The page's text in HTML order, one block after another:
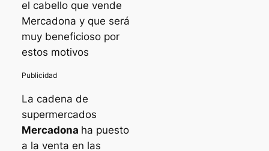
el cabello que vende
Mercadona y que será
muy beneficioso por
estos motivos
La cadena de
supermercados
Mercadona ha puesto
a la venta en las